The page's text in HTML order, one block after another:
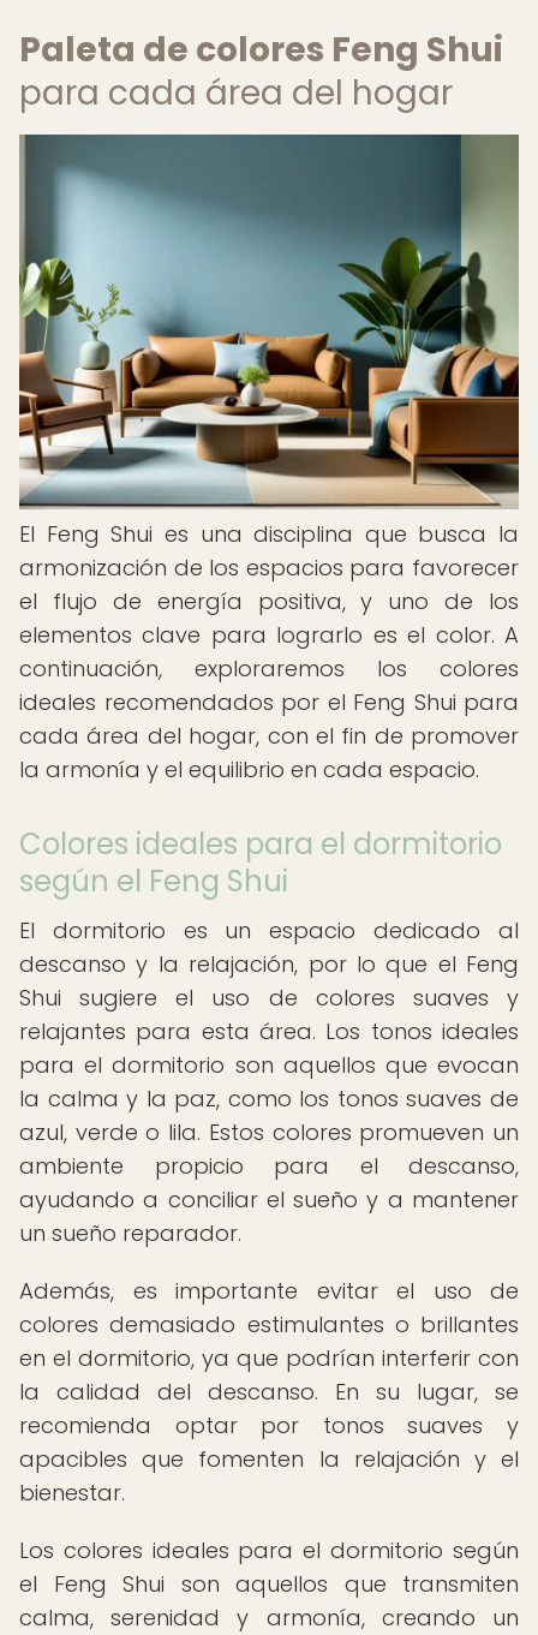
Paleta de colores Feng Shui
para cada área del hogar
El Feng Shui es una disciplina que busca la
armonización de los espacios para favorecer
el flujo de energía positiva, y uno de los
elementos clave para lograrlo es el color. A
continuación, exploraremos los colores
ideales recomendados por el Feng Shui para
cada área del hogar, con el fin de promover
la armonía y el equilibrio en cada espacio.
Colores ideales para el dormitorio
según el Feng Shui
El dormitorio es un espacio dedicado al
descanso y la relajación, por lo que el Feng
Shui sugiere el uso de colores suaves y
relajantes para esta área. Los tonos ideales
para el dormitorio son aquellos que evocan
la calma y la paz, como los tonos suaves de
azul, verde o lila. Estos colores promueven un
ambiente propicio para el descanso,
ayudando a conciliar el sueño y a mantener
un sueño reparador.
Además, es importante evitar el uso de
colores demasiado estimulantes o brillantes
en el dormitorio, ya que podrían interferir con
la calidad del descanso. En su lugar, se
recomienda optar por tonos suaves y
apacibles que fomenten la relajación y el
bienestar.
Los colores ideales para el dormitorio según
el Feng Shui son aquellos que transmiten
calma, serenidad y armonía, creando un